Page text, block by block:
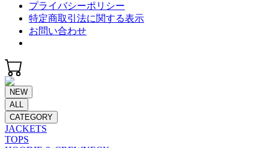
プライバシーポリシー
特定商取引法に関する表示
お問い合わせ
NEW
ALL
CATEGORY
JACKETS
TOPS